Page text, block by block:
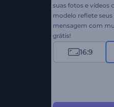
suas fotos e vídeos
modelo reflete
mensagem com
grátis!
16:9